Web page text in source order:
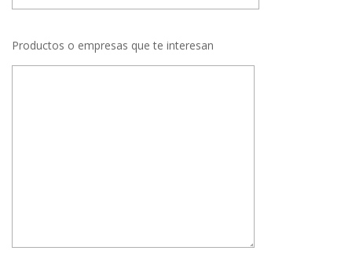
Productos o empresas que te interesan